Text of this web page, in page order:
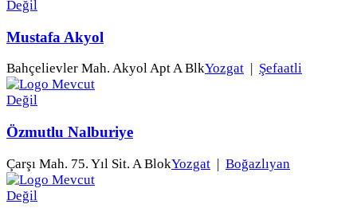
Mustafa Akyol
Bahçelievler Mah. Akyol Apt A BlkYozgat Şefaatli
Özmutlu Nalburiye
Çarşı Mah. 75. Yıl Sit. A BlokYozgat | Boğazlıyan